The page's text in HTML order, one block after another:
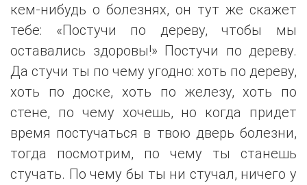
кем-нибудь о болезнях, он тут же скажет
тебе: «Постучи по дереву, чтобы мы
оставались здоровы!» Постучи по дереву.
Да стучи ты по чему угодно: хоть по дереву,
хоть по доске, хоть по железу, хоть по
стене, по чему хочешь, но когда придет
время постучаться в твою дверь болезни,
тогда посмотрим, по чему ты станешь
стучать. По чему бы ты ни стучал, ничего у